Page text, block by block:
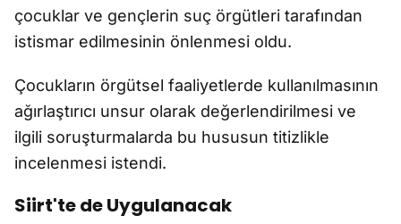
çocuklar ve gençlerin suç örgütleri tarafından
istismar edilmesinin önlenmesi oldu.
Çocukların örgütsel faaliyetlerde kullanılmasının
ağırlaştırıcı unsur olarak değerlendirilmesi ve
ilgili soruşturmalarda bu hususun titizlikle
incelenmesi istendi.
Siirt'te de Uygulanacak